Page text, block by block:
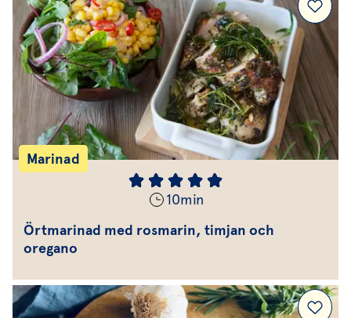
Marinad
10min
Örtmarinad med rosmarin, timjan och
oregano